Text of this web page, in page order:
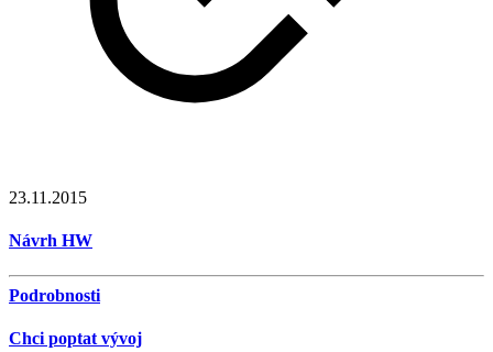
23.11.2015
Návrh HW
Podrobnosti
Chci poptat vývoj